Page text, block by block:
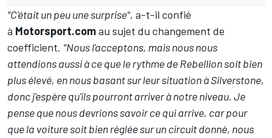
"C'était un peu une surprise", a-t-il confié
à Motorsport.comau sujet du changement de
coefficient. "Nous l'acceptons, mais nous nous
attendions aussi à ce que le rythme de Rebellion soit bien
plus élevé, en nous basant sur leur situation à Silverstone,
donc j'espère qu'ils pourront arriver à notre niveau. Je
pense que nous devrions savoir ce qui arrive, car pour
que la voiture soit bien réglée sur un circuit donné, nous